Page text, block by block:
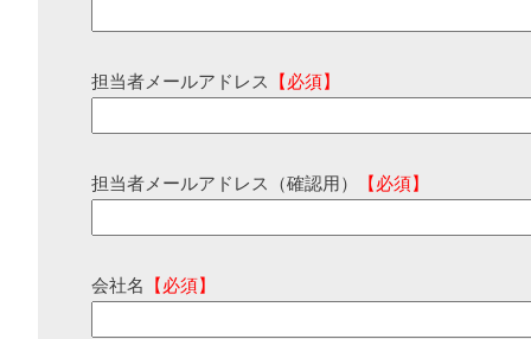
担当者メールアドレス 【必須】
担当者メールアドレス（確認用） 【必須】
会社名 【必須】